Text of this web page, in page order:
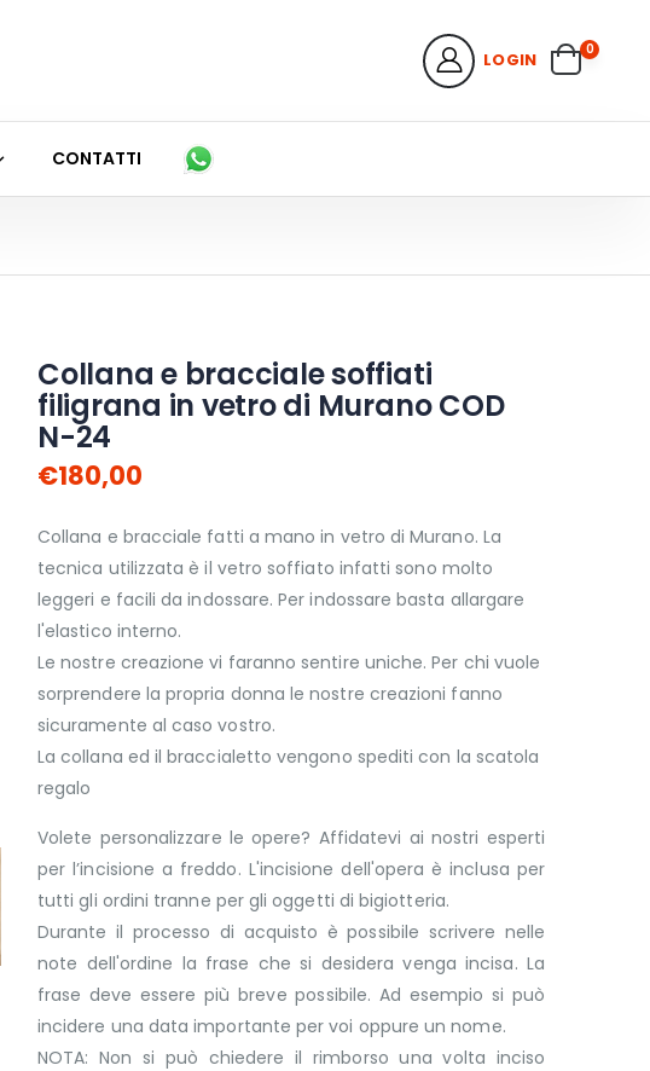
LOGIN 0
CONTATTI
Collana e bracciale soffiati
filigrana in vetro di Murano COD
N-24
€180,00
Collana e bracciale fatti a mano in vetro di Murano. La
tecnica utilizzata è il vetro soffiato infatti sono molto
leggeri e facili da indossare. Per indossare basta allargare
l'elastico interno.
Le nostre creazione vi faranno sentire uniche. Per chi vuole
sorprendere la propria donna le nostre creazioni fanno
sicuramente al caso vostro.
La collana ed il braccialetto vengono spediti con la scatola
regalo
Volete personalizzare le opere? Affidatevi ai nostri esperti
per l’incisione a freddo. L'incisione dell'opera è inclusa per
tutti gli ordini tranne per gli oggetti di bigiotteria.
Durante il processo di acquisto è possibile scrivere nelle
note dell'ordine la frase che si desidera venga incisa. La
frase deve essere più breve possibile. Ad esempio si può
incidere una data importante per voi oppure un nome.
NOTA: Non si può chiedere il rimborso una volta inciso